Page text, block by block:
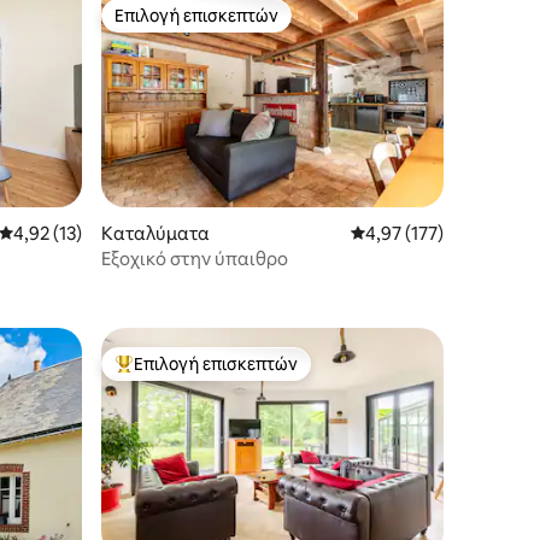
Μέση βαθμολογία: 4,92 στα 5, 13 κριτικές
4,92 (13)
Επιλογή επισκεπτών
Επιλογή επισκεπτών
Καταλύματα Μέση βαθμολογία:
4,97 (177)
Εξοχικό στην ύπαιθρο
Κορυφαία επιλογή επισκεπτών
Επιλογή επισκεπτών